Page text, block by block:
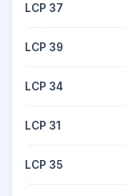
LCP 37
LCP 39
LCP 34
LCP 31
LCP 35